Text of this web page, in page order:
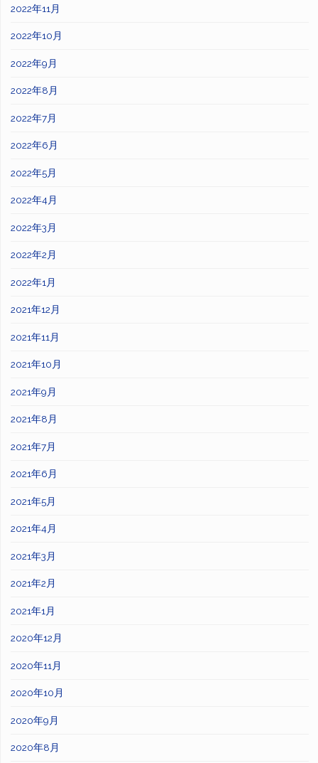
2022年11月
2022年10月
2022年9月
2022年8月
2022年7月
2022年6月
2022年5月
2022年4月
2022年3月
2022年2月
2022年1月
2021年12月
2021年11月
2021年10月
2021年9月
2021年8月
2021年7月
2021年6月
2021年5月
2021年4月
2021年3月
2021年2月
2021年1月
2020年12月
2020年11月
2020年10月
2020年9月
2020年8月